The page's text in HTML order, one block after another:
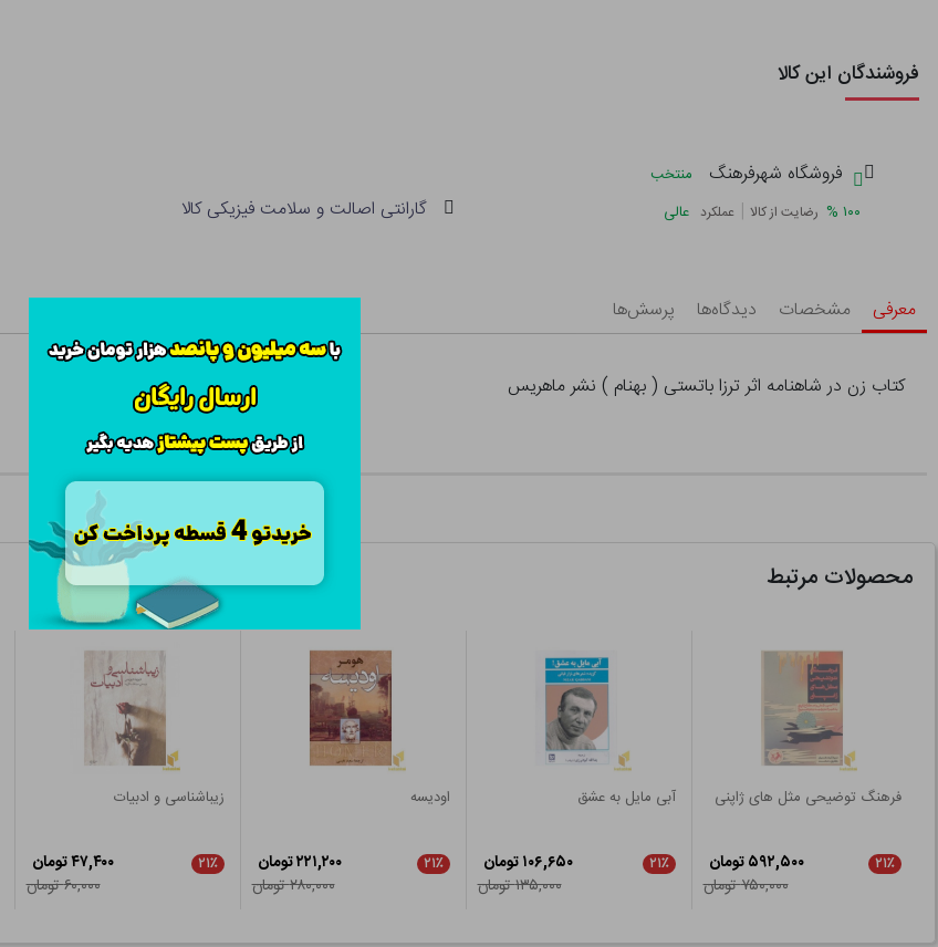
فروشندگان این کالا
فروشگاه شهرفرهنگ
منتخب
۱۰۰ % رضایت از کالا | عملکرد عالی گارانتی اصالت و سلامت فیزیکی کالا
معرفی مشخصات دیدگاه‌ها پرسش‌ها
کتاب زن در شاهنامه اثر ترزا باتستی ( بهنام ) نشر ماهریس
محصولات مرتبط
فرهنگ توضیحی مثل های ژاپنی
۲۱٪
۵۹۲,۵۰۰ تومان
۷۵۰,۰۰۰ تومان
آبی مایل به عشق
۲۱٪
۱۰۶,۶۵۰ تومان
۱۳۵,۰۰۰ تومان
اودیسه
۲۱٪
۲۲۱,۲۰۰ تومان
۲۸۰,۰۰۰ تومان
زیباشناسی و ادبیات
۲۱٪
۴۷,۴۰۰ تومان
۶۰,۰۰۰ تومان